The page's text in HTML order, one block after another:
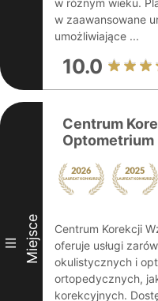
w różnym wieku.
w zaawansowane
umożliwiające ...
10.0
III Miejsce
Centrum
Optometrium
Centrum Korekcji
oferuje usługi
okulistycznych i
ortopedycznych,
korekcyjnych.